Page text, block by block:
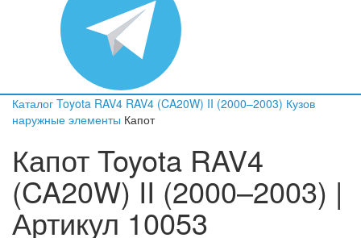
Каталог Toyota RAV4 RAV4 (CA20W) II (2000–2003) Кузов
наружные элементы Капот
Капот Toyota RAV4
(CA20W) II (2000–2003) |
Артикул 10053